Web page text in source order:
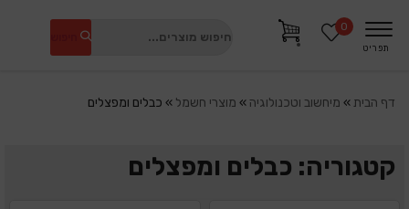
תפריט
0
דף הבית» מיחשוב וטכנולוגיה » מוצרי חשמל » כבלים ומפצלים
קטגוריה: כבלים ומפצלים